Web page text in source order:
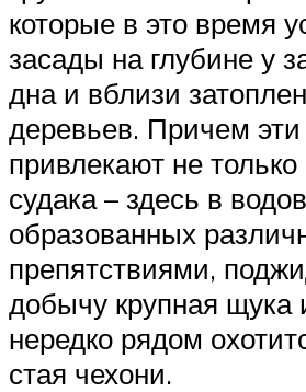
которые в это время
засады на глубине у
дна и вблизи
деревьев. Причем
привлекают не только
судака – здесь в
образованных
препятствиями,
добычу крупная щука
нередко рядом
стая чехони.